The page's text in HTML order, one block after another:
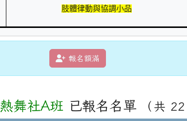
肢體律動與協調小品
報名額滿
熱舞社A班 已報名名單 （共